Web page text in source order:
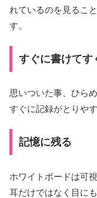
れているのを見るこ
す。
すぐに書けてす
思いついた事、ひら
すぐに記録がとりや
記憶に残る
ホワイトボードは可
耳だけではなく目に